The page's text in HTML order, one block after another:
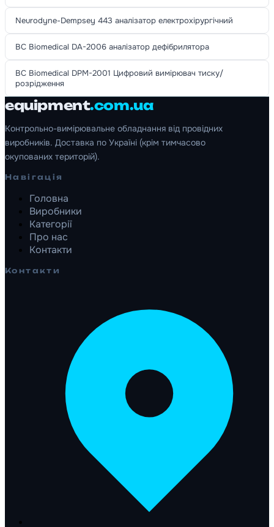
Neurodyne-Dempsey 443 аналізатор електрохірургічний
BC Biomedical DA-2006 аналізатор дефібрилятора
BC Biomedical DPM-2001 Цифровий вимірювач тиску/
розрідження
equipment.com.ua
Контрольно-вимірювальне обладнання від провідних
виробників. Доставка по Україні (крім тимчасово
окупованих територій).
Навігація
Головна
Виробники
Категорії
Про нас
Контакти
Контакти